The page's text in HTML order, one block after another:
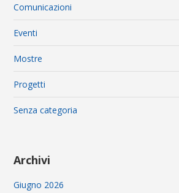
Comunicazioni
Eventi
Mostre
Progetti
Senza categoria
Archivi
Giugno 2026